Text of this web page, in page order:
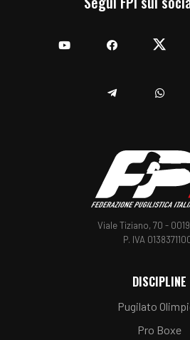
Viale Tiziano, 70 -
P. IVA
DISCIPLINE
Pugilato
Pro Boxe